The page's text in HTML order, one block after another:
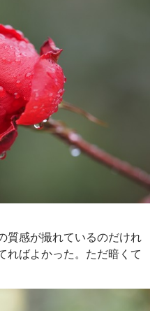
質感が撮れているのだけれ
ればよかった。ただ暗くて